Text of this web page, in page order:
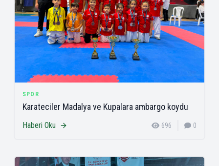
SPOR
Karateciler Madalya ve Kupalara ambargo koydu
Haberi Oku 696 0